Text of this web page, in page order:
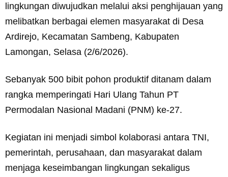
lingkungan diwujudkan melalui aksi penghijauan yang
melibatkan berbagai elemen masyarakat di Desa
Ardirejo, Kecamatan Sambeng, Kabupaten
Lamongan, Selasa (2/6/2026).
Sebanyak 500 bibit pohon produktif ditanam dalam
rangka memperingati Hari Ulang Tahun PT
Permodalan Nasional Madani (PNM) ke-27.
Kegiatan ini menjadi simbol kolaborasi antara TNI,
pemerintah, perusahaan, dan masyarakat dalam
menjaga keseimbangan lingkungan sekaligus